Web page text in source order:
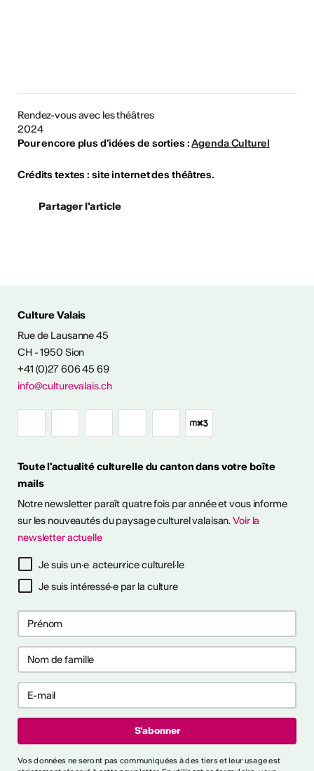
CULTURELLES
ouvert en Valais
en plein air! Découvrez
à ciel ouvert pour
été culturel. ...
plus
collaborations
premières collaborations
rappeur·euses et
déjà publié un EP ou un
CHF. Délai : 1er
Rendez-vous avec les théâtres
2024
Pour encore plus d'idées de sorties :Agenda Culturel
Crédits textes : site internet des théâtres.
Partager l'article
Culture Valais
Rue de Lausanne 45
CH - 1950 Sion
+41 (0)27 606 45 69
info@culturevalais.ch
Toute l'actualité culturelle du canton dans votre boîte
mails
Notre newsletter paraît quatre fois par année et vous informe
sur les nouveautés du paysage culturel valaisan.Voir la
newsletter actuelle
Je suis un·e acteur·rice culturel·le
Je suis intéressé·e par la culture
Vos données ne seront pas communiquées à des tiers et leur usage est